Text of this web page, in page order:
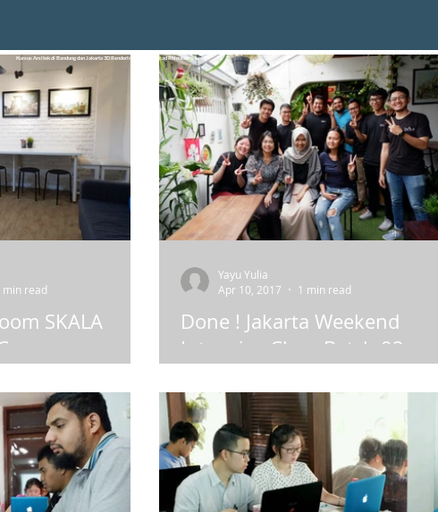
SKALA
bebas digunakan
ingin mengerjakan
min read
Done ! Jakarta Weekend
Intensive Class Batch 02
selesai. Kelas yang dimulai tanggal 18
Maret 2017 ini, baru saja sampai
dipertemuan terakhirnya pada...
Yayu Yulia
Apr 10, 2017
1 min read
Kursus Arsitek di Bandung dan Jakarta 3D Rendering BIM Archicad Rhinoceros Les